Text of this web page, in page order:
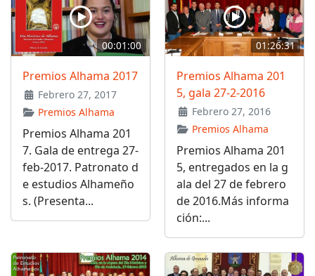
00:01:00
Premios Alhama 2017
Febrero 27, 2017
Premios Alhama
Premios Alhama 201
7. Gala de entrega 27-
feb-2017. Patronato d
e estudios Alhameño
s. (Presenta...
01:26:31
Premios Alhama 201
5, gala 27-2-2016
Febrero 27, 2016
Premios Alhama
Premios Alhama 201
5, entregados en la g
ala del 27 de febrero
de 2016.Más informa
ción:...